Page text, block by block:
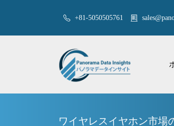
+81-5050505761
ワイヤレスイヤホン市